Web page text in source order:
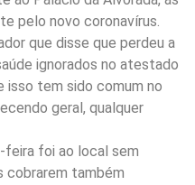
pelo novo coronavírus.
que disse que perdeu a
ignorados no atestado
isso tem sido comum no
geral, qualquer
feira foi ao local sem
cobrarem também